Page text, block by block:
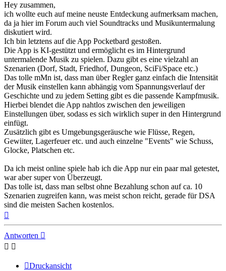
Hey zusammen,
ich wollte euch auf meine neuste Entdeckung aufmerksam machen,
da ja hier im Forum auch viel Soundtracks und Musikuntermalung
diskutiert wird.
Ich bin letztens auf die App Pocketbard gestoßen.
Die App is KI-gestützt und ermöglicht es im Hintergrund
untermalende Musik zu spielen. Dazu gibt es eine vielzahl an
Szenarien (Dorf, Stadt, Friedhof, Dungeon, SciFi/Space etc.)
Das tolle mMn ist, dass man über Regler ganz einfach die Intensität
der Musik einstellen kann abhängig vom Spannungsverlauf der
Geschichte und zu jedem Setting gibt es die passende Kampfmusik.
Hierbei blendet die App nahtlos zwischen den jeweiligen
Einstellungen über, sodass es sich wirklich super in den Hintergrund
einfügt.
Zusätzlich gibt es Umgebungsgeräusche wie Flüsse, Regen,
Gewiiter, Lagerfeuer etc. und auch einzelne "Events" wie Schuss,
Glocke, Platschen etc.
Da ich meist online spiele hab ich die App nur ein paar mal getestet,
war aber super von Überzeugt.
Das tolle ist, dass man selbst ohne Bezahlung schon auf ca. 10
Szenarien zugreifen kann, was meist schon reicht, gerade für DSA
sind die meisten Sachen kostenlos.
Antworten
Druckansicht